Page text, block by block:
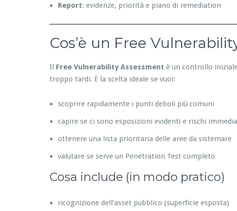
Report: evidenze, priorità e piano di remediation
Cos’è un Free
Il Free Vulnerability Assessment è un controllo
troppo tardi. È la scelta ideale se vuoi:
scoprire rapidamente i punti deboli più comuni
capire se ci sono esposizioni evidenti e rischi
ottenere una lista prioritaria delle aree da sistemare
valutare se serve un Penetration Test completo
Cosa include (in modo pratico)
ricognizione dell’asset pubblico (superficie esposta)